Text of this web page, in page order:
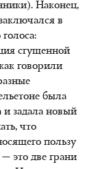
Наконец,
в
сгущенной
говорили
была
и задала новый
что
пользу
это две грани